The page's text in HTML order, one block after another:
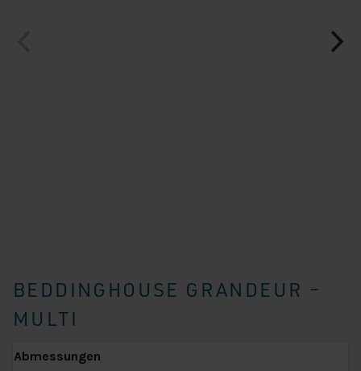
BEDDINGHOUSE GRANDEUR –
MULTI
Abmessungen